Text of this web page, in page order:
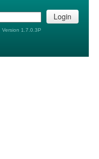
Login
Version 1.7.0.3P